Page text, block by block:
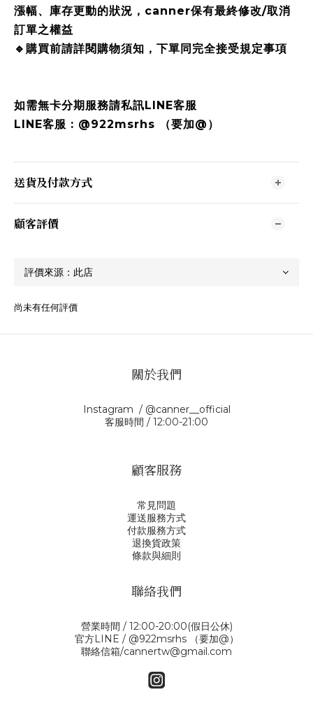
漲幅、庫存更動的狀況，canner保有最終修改/取消
訂單之權益
🔹購買前請詳閱購物須知，下單同完全接受規定事項
如需無卡分期服務請私訊LINE客服
LINE客服 : @922msrhs （要加@）
送貨及付款方式
顧客評價
尚未有任何評價
關於我們
Instagram / @canner__official
客服時間 / 12:00-21:00
顧客服務
常見問題
運送服務方式
付款服務方式
退換貨政策
條款與細則
聯絡我們
營業時間 / 12:00-20:00(假日公休)
官方LINE / @922msrhs （要加@）
聯絡信箱/cannertw@gmail.com